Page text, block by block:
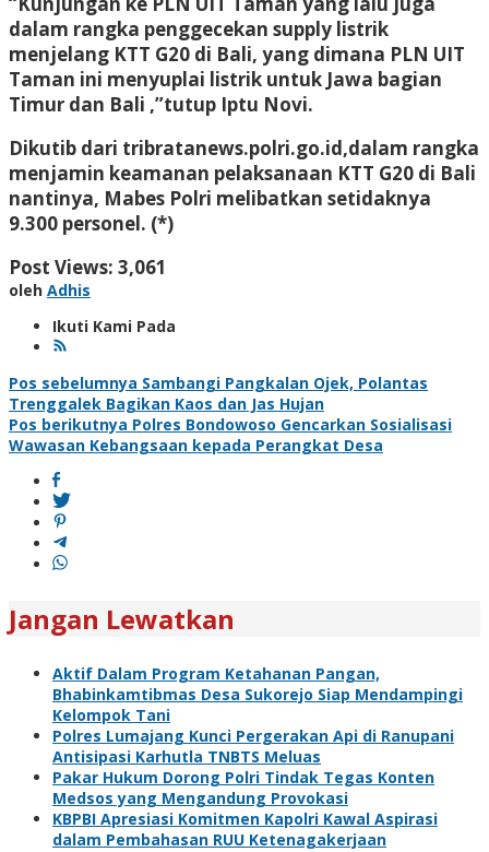
dalam rangka penggecekan supply listrik
menjelang KTT G20 di Bali, yang dimana PLN UIT
Taman ini menyuplai listrik untuk Jawa bagian
Timur dan Bali ,”tutup Iptu Novi.
Dikutib dari tribratanews.polri.go.id,dalam rangka
menjamin keamanan pelaksanaan KTT G20 di Bali
nantinya, Mabes Polri melibatkan setidaknya
9.300 personel. (*)
Post Views: 3,061
oleh Adhis
Ikuti Kami Pada
Navigasi
pos
Pos sebelumnya Sambangi Pangkalan Ojek, Polantas
Trenggalek Bagikan Kaos dan Jas Hujan
Pos berikutnya Polres Bondowoso Gencarkan Sosialisasi
Wawasan Kebangsaan kepada Perangkat Desa
Jangan Lewatkan
Aktif Dalam Program Ketahanan Pangan,
Bhabinkamtibmas Desa Sukorejo Siap Mendampingi
Kelompok Tani
Polres Lumajang Kunci Pergerakan Api di Ranupani
Antisipasi Karhutla TNBTS Meluas
Pakar Hukum Dorong Polri Tindak Tegas Konten
Medsos yang Mengandung Provokasi
KBPBI Apresiasi Komitmen Kapolri Kawal Aspirasi
dalam Pembahasan RUU Ketenagakerjaan